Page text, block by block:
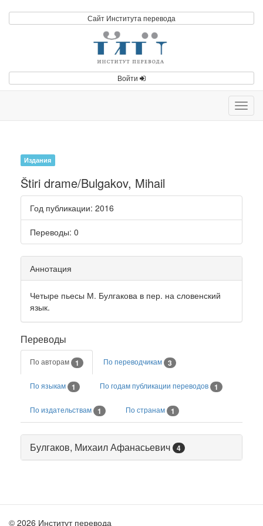
Сайт Института перевода
Войти
Издания
Štiri drame/Bulgakov, Mihail
Год публикации: 2016
Переводы: 0
Аннотация
Четыре пьесы М. Булгакова в пер. на словенский
язык.
Переводы
По авторам 1 По переводчикам 3
По языкам 1 По годам публикации переводов 1
По издательствам 1 По странам 1
Булгаков, Михаил Афанасьевич 4
© 2026 Институт перевода